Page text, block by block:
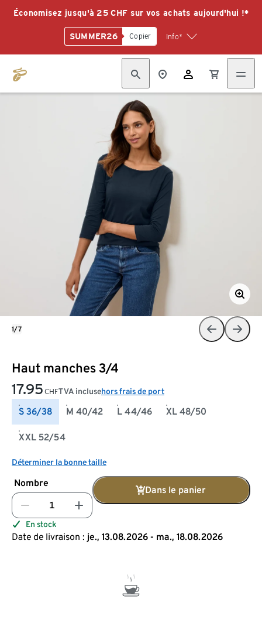
Économisez jusqu'à 25 CHF sur vos achats aujourd'hui !*
SUMMER26 Copier Info*
Haut manches 3/4
17.95 CHFTVA inclusehors frais de port
S 36/38 M 40/42 L 44/46 XL 48/50
XXL 52/54
Déterminer la bonne taille
Nombre
Dans le panier
En stock
Date de livraison : je., 13.08.2026 - ma., 18.08.2026
1/7